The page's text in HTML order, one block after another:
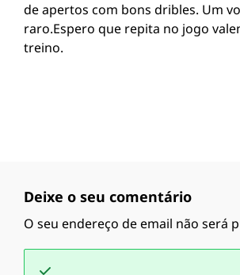
de apertos com bons dribles. Um
raro.Espero que repita no jogo
treino.
Deixe o seu comentário
O seu endereço de email não será